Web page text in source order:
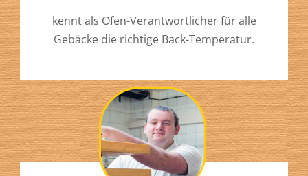
kennt als Ofen-Verantwortlicher für alle
Gebäcke die richtige Back-Temperatur.